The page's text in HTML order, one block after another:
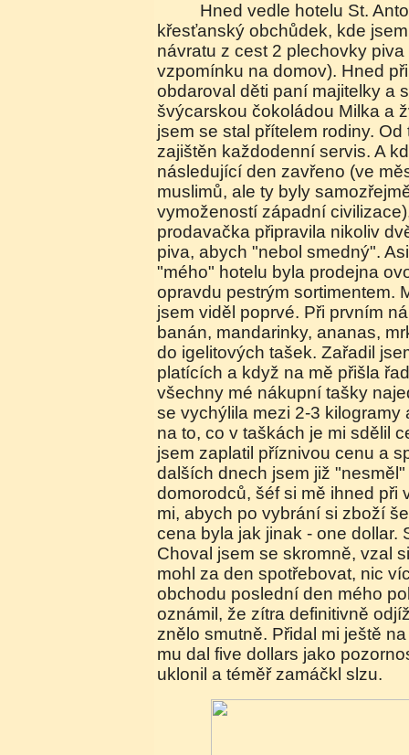
Hned vedle hotelu St. Antonio*** byl malý
křesťanský obchůdek, kde
návratu z cest 2 plechovky
vzpomínku na domov). Hned
obdaroval děti paní majitelky a
švýcarskou čokoládou Milka a
jsem se stal přítelem rodiny.
zajištěn každodenní servis. A
následující den zavřeno (ve
muslimů, ale ty byly
vymožeností západní
prodavačka připravila nikoliv
piva, abych "nebol smedný".
"mého" hotelu byla prodejna
opravdu pestrým sortimentem.
jsem viděl poprvé. Při prvním
banán, mandarinky, ananas,
do igelitových tašek. Zařadil
platících a když na mě přišla
všechny mé nákupní tašky
se vychýlila mezi 2-3 kilogramy
na to, co v taškách je mi sdělil
jsem zaplatil příznivou cenu a
dalších dnech jsem již
domorodců, šéf si mě ihned při
mi, abych po vybrání si zboží
cena byla jak jinak - one dollar.
Choval jsem se skromně, vzal
mohl za den spotřebovat, nic
obchodu poslední den mého
oznámil, že zítra definitivně
znělo smutně. Přidal mi ještě
mu dal five dollars jako
uklonil a téměř zamáčkl slzu.